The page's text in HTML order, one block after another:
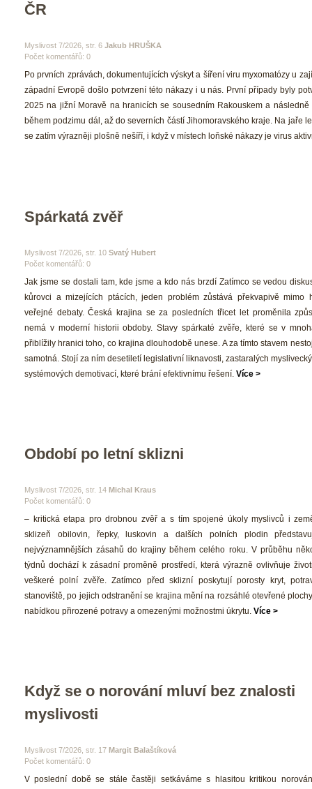
ČR
Myslivost 7/2026, str. 6 Jakub HRUŠKA
Počet komentářů: 0
Po prvních zprávách, dokumentujících výskyt a šíření viru myxomatózy u
západní Evropě došlo potvrzení této nákazy i u nás. První případy byly
2025 na jižní Moravě na hranicích se sousedním Rakouskem a
během podzimu dál, až do severních částí Jihomoravského kraje. Na jaře
e zatím výrazněji plošně nešíří, i když v místech loňské nákazy je virus
Spárkatá zvěř
Myslivost 7/2026, str. 10 Svatý Hubert
Počet komentářů: 0
Jak jsme se dostali tam, kde jsme a kdo nás brzdí Zatímco se vedou
kůrovci a mizejících ptácích, jeden problém zůstává překvapivě mimo
veřejné debaty. Česká krajina se za posledních třicet let proměnila
nemá v moderní historii obdoby. Stavy spárkaté zvěře, které se v
přiblížily hranici toho, co krajina dlouhodobě unese. A za tímto stavem
amotná. Stojí za ním desetiletí legislativní liknavosti, zastaralých
ystémových demotivací, které brání efektivnímu řešení. Více >
Období po letní sklizni
Myslivost 7/2026, str. 14 Michal Krau
Počet komentářů: 0
– kritická etapa pro drobnou zvěř a s tím spojené úkoly myslivců i
klizeň obilovin, řepky, luskovin a dalších polních plodin
nejvýznamnějších zásahů do krajiny během celého roku. V průběhu
týdnů dochází k zásadní proměně prostředí, která výrazně ovlivňuje
veškeré polní zvěře. Zatímco před sklizní poskytují porosty kryt,
tanoviště, po jejich odstranění se krajina mění na rozsáhlé otevřené
nabídkou přirozené potravy a omezenými možnostmi úkrytu. Více >
Když se o norování mluví bez znalosti
myslivosti
Myslivost 7/2026, str. 17 Margit Balaštíková
Počet komentářů: 0
V poslední době se stále častěji setkáváme s hlasitou kritikou